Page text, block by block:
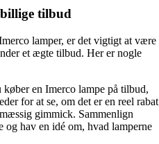
tilbud
lamper, er det vigtigt at være
et ægte tilbud. Her er nogle
en Imerco lampe på tilbud,
for at se, om det er en reel rabat
gimmick. Sammenlign
og hav en idé om, hvad lamperne